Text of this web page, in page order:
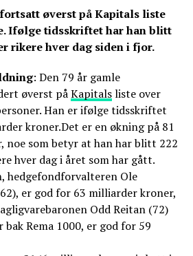
øverst på Kapitals liste
Ifølge tidsskriftet har han blitt
rikere hver dag siden i fjor.
: Den 79 år gamle
øverst påKapitalsliste over
Han er ifølge tidsskriftet
kroner.Det er en økning på 81
noe som betyr at han har blitt 222
hver dag i året som har gått.
hedgefondforvalteren Ole
er god for 63 milliarder kroner,
Odd Reitan (72)
Rema 1000, er god for 59